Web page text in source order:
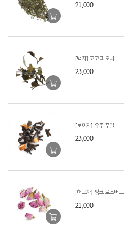
21,000
[백차] 코코 피오니
23,000
[보이차] 유주 푸얼
23,000
[허브차] 핑크 로즈버드
21,000